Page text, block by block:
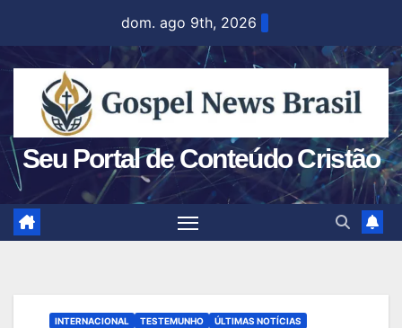
content
dom. ago 9th, 2026
Seu Portal de Conteúdo Cristão
INTERNACIONAL TESTEMUNHO ÚLTIMAS NOTÍCIAS